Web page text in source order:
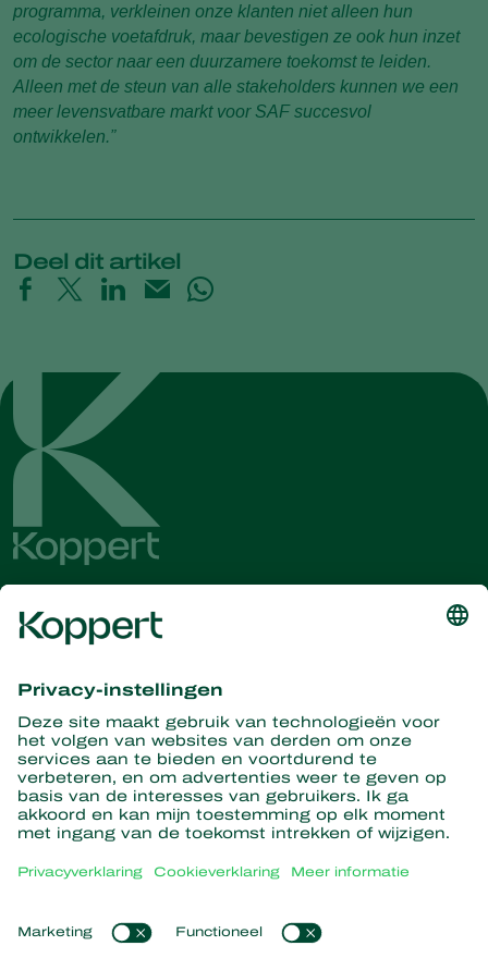
programma, verkleinen onze klanten niet alleen hun
ecologische voetafdruk, maar bevestigen ze ook hun inzet
om de sector naar een duurzamere toekomst te leiden.
Alleen met de steun van alle stakeholders kunnen we een
meer levensvatbare markt voor SAF succesvol
ontwikkelen.”
Deel dit artikel
Ontvang het laatste nieuws en
informatie
Hier aanmelden
Partners with Nature
Roofmijten
Roofinsecten
Nuttige nematoden
Nuttige micro-organismen
Nieuws en informatie
Populaire links